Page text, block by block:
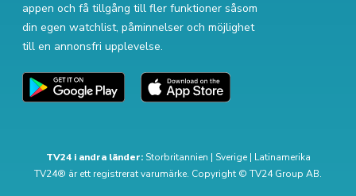
appen och få tillgång till fler funktioner såsom
din egen watchlist, påminnelser och möjlighet
till en annonsfri upplevelse.
TV24 i andra länder: Storbritannien | Sverige| Latinamerika
TV24® är ett registrerat varumärke. Copyright © TV24 Group AB.